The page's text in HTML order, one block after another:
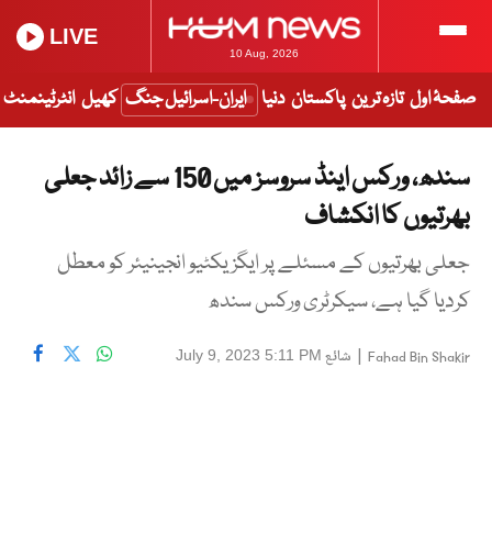
10 Aug, 2026
LIVE
صفحۂ اول تازہ ترین پاکستان دنیا ایران-اسرائیل جنگ کھیل انٹرٹینمنٹ
سندھ، ورکس اینڈ سروسز میں 150 سے زائد جعلی
بھرتیوں کا انکشاف
جعلی بھرتیوں کے مسئلے پر ایگزیکٹیو انجینیئر کو معطل
کردیا گیا ہے، سیکرٹری ورکس سندھ
Fahad Bin Shakir
| شائع July 9, 2023 5:11 PM